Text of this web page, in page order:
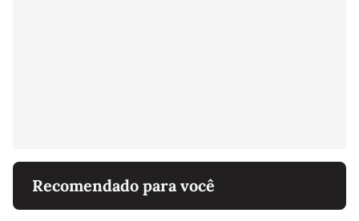
Recomendado para você